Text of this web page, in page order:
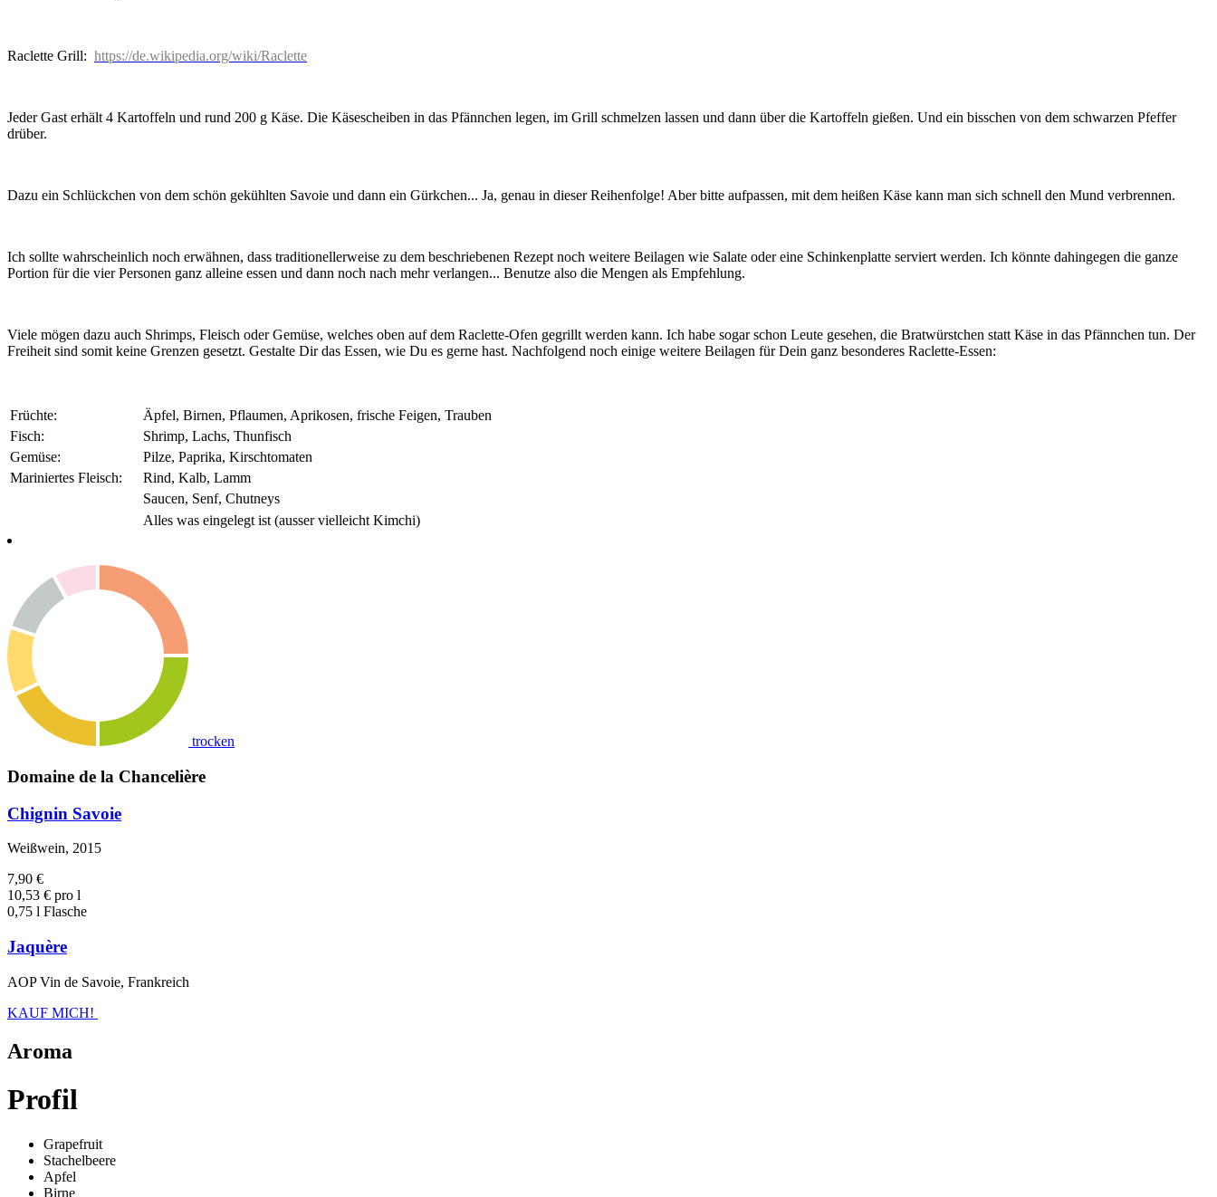
Raclette Grill: https://de.wikipedia.org/wiki/Raclette
Jeder Gast erhält 4 Kartoffeln und rund 200 g Käse. Die Käsescheiben in das Pfännchen legen, im Grill schmelzen lassen und dann über die Kartoffeln gießen. Und ein bisschen von dem schwarzen Pfeffer
drüber.
Dazu ein Schlückchen von dem schön gekühlten Savoie und dann ein Gürkchen... Ja, genau in dieser Reihenfolge! Aber bitte aufpassen, mit dem heißen Käse kann man sich schnell den Mund verbrennen.
Ich sollte wahrscheinlich noch erwähnen, dass traditionellerweise zu dem beschriebenen Rezept noch weitere Beilagen wie Salate oder eine Schinkenplatte serviert werden. Ich könnte dahingegen die ganze
Portion für die vier Personen ganz alleine essen und dann noch nach mehr verlangen... Benutze also die Mengen als Empfehlung.
Viele mögen dazu auch Shrimps, Fleisch oder Gemüse, welches oben auf dem Raclette-Ofen gegrillt werden kann. Ich habe sogar schon Leute gesehen, die Bratwürstchen statt Käse in das Pfännchen tun. Der
Freiheit sind somit keine Grenzen gesetzt. Gestalte Dir das Essen, wie Du es gerne hast. Nachfolgend noch einige weitere Beilagen für Dein ganz besonderes Raclette-Essen:
Früchte:
Äpfel, Birnen, Pflaumen, Aprikosen, frische Feigen, Trauben
Fisch:
Shrimp, Lachs, Thunfisch
Gemüse:
Pilze, Paprika, Kirschtomaten
Mariniertes Fleisch:
Rind, Kalb, Lamm
Saucen, Senf, Chutneys
Alles was eingelegt ist (ausser vielleicht Kimchi)
trocken
Domaine de la Chancelière
Chignin Savoie
Weißwein, 2015
7,90 €
10,53 € pro l
0,75 l Flasche
Jaquère
AOP Vin de Savoie, Frankreich
KAUF MICH!
Aroma
Profil
Grapefruit
Stachelbeere
Apfel
Birne